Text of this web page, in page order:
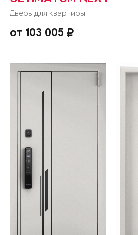
Дверь для квартиры
от 103 005